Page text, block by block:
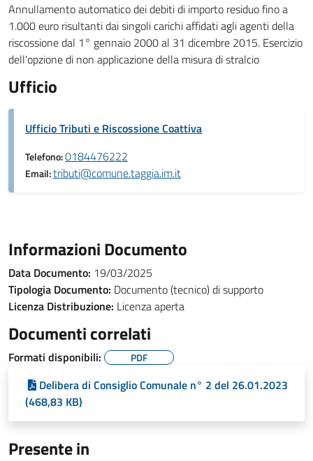
Annullamento automatico dei debiti di importo residuo fino a
1.000 euro risultanti dai singoli carichi affidati agli agenti della
riscossione dal 1° gennaio 2000 al 31 dicembre 2015. Esercizio
dell'opzione di non applicazione della misura di stralcio
Ufficio
Ufficio Tributi e Riscossione Coattiva
Telefono:0184476222
Email:tributi@comune.taggia.im.it
Informazioni Documento
Data Documento: 19/03/2025
Tipologia Documento: Documento (tecnico) di supporto
Licenza Distribuzione: Licenza aperta
Documenti correlati
Formati disponibili: PDF
Delibera di Consiglio Comunale n° 2 del 26.01.2023
(468,83 KB)
Presente in